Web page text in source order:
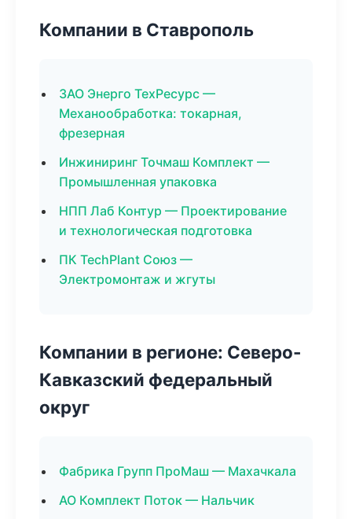
Компании в Ставрополь
ЗАО Энерго ТехРесурс —
Механообработка: токарная,
фрезерная
Инжиниринг Точмаш Комплект —
Промышленная упаковка
НПП Лаб Контур — Проектирование
и технологическая подготовка
ПК TechPlant Союз —
Электромонтаж и жгуты
Компании в регионе: Северо-
Кавказский федеральный
округ
Фабрика Групп ПроМаш — Махачкала
АО Комплект Поток — Нальчик